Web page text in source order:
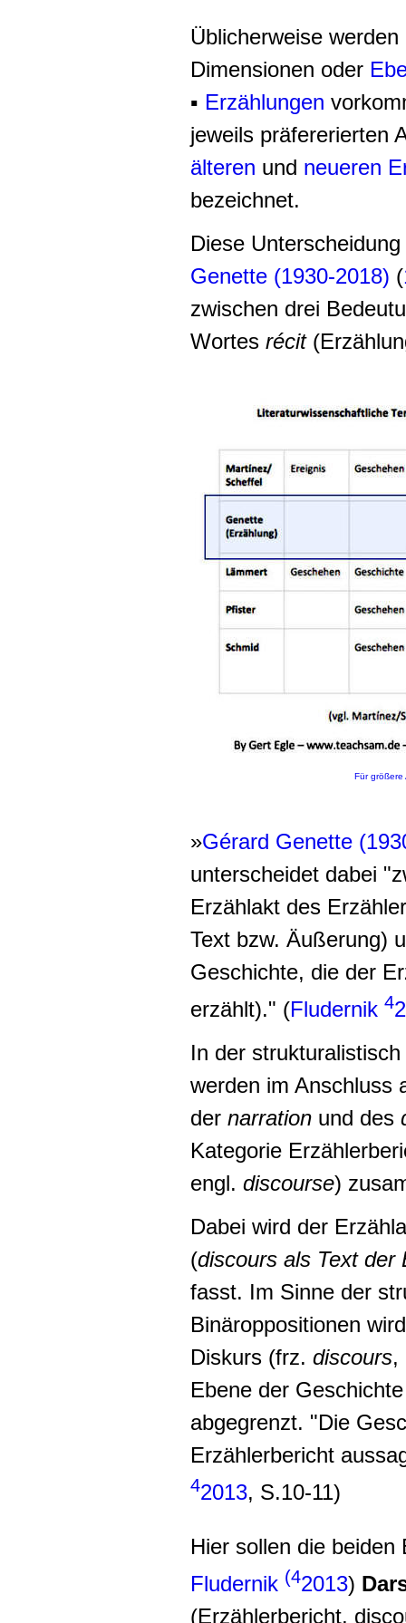
Üblicherweise
Dimensionen oder
▪ Erzählungen
jeweils präfererierten
älteren und neueren
bezeichnet.
Diese
Genette (1930-2018) (
zwischen drei
Wortes récit
Für größere
»Gérard Genette
unterscheidet dabei
Erzählakt des
Text bzw. Äußerung)
Geschichte, die der
erzählt)." (Fludernik 4
In der
werden im Anschluss
der narration und des
Kategorie
engl. discourse)
Dabei wird der
(discours als Text der
fasst. Im Sinne der
Binäroppositionen
Diskurs (frz. discours,
Ebene der
abgegrenzt. "Die
Erzählerbericht
42013, S.10-11)
Hier sollen die
Fludernik (42013)
(Erzählerbericht,